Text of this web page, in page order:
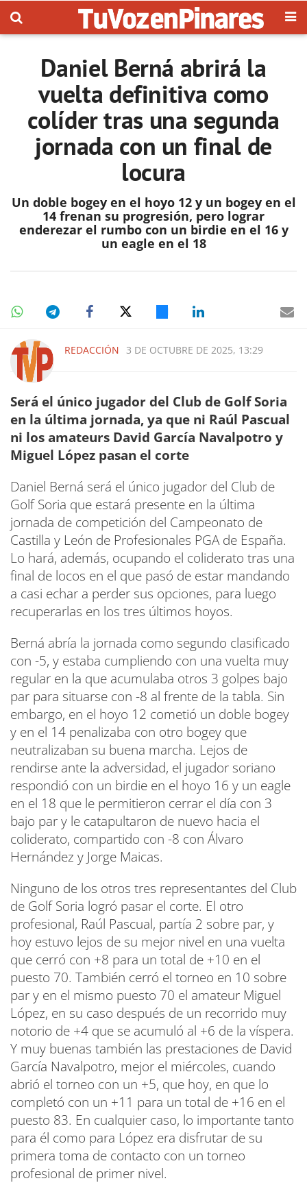
Daniel Berná abrirá la
vuelta definitiva como
colíder tras una segunda
jornada con un final de
locura
Un doble bogey en el hoyo 12 y un bogey en el
14 frenan su progresión, pero lograr
enderezar el rumbo con un birdie en el 16 y
un eagle en el 18
REDACCIÓN 3 DE OCTUBRE DE 2025, 13:29
Será el único jugador del Club de Golf Soria
en la última jornada, ya que ni Raúl Pascual
ni los amateurs David García Navalpotro y
Miguel López pasan el corte
Daniel Berná será el único jugador del Club de
Golf Soria que estará presente en la última
jornada de competición del Campeonato de
Castilla y León de Profesionales PGA de España.
Lo hará, además, ocupando el coliderato tras una
final de locos en el que pasó de estar mandando
a casi echar a perder sus opciones, para luego
recuperarlas en los tres últimos hoyos.
Berná abría la jornada como segundo clasificado
con -5, y estaba cumpliendo con una vuelta muy
regular en la que acumulaba otros 3 golpes bajo
par para situarse con -8 al frente de la tabla. Sin
embargo, en el hoyo 12 cometió un doble bogey
y en el 14 penalizaba con otro bogey que
neutralizaban su buena marcha. Lejos de
rendirse ante la adversidad, el jugador soriano
respondió con un birdie en el hoyo 16 y un eagle
en el 18 que le permitieron cerrar el día con 3
bajo par y le catapultaron de nuevo hacia el
coliderato, compartido con -8 con Álvaro
Hernández y Jorge Maicas.
Ninguno de los otros tres representantes del Club
de Golf Soria logró pasar el corte. El otro
profesional, Raúl Pascual, partía 2 sobre par, y
hoy estuvo lejos de su mejor nivel en una vuelta
que cerró con +8 para un total de +10 en el
puesto 70. También cerró el torneo en 10 sobre
par y en el mismo puesto 70 el amateur Miguel
López, en su caso después de un recorrido muy
notorio de +4 que se acumuló al +6 de la víspera.
Y muy buenas también las prestaciones de David
García Navalpotro, mejor el miércoles, cuando
abrió el torneo con un +5, que hoy, en que lo
completó con un +11 para un total de +16 en el
puesto 83. En cualquier caso, lo importante tanto
para él como para López era disfrutar de su
primera toma de contacto con un torneo
profesional de primer nivel.